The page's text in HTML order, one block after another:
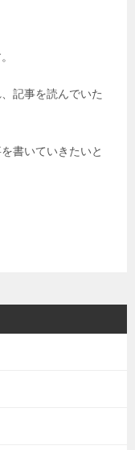
記事を読んでいた
書いていきたいと